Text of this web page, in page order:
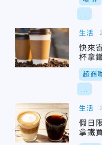
生活
快來
杯拿
超商
生活
假日
拿鐵